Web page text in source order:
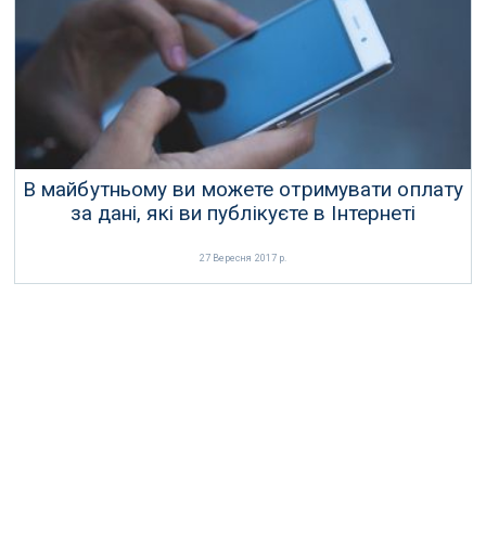
В майбутньому ви можете отримувати оплату
за дані, які ви публікуєте в Інтернеті
27 Вересня 2017 р.